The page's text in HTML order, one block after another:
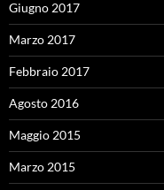
Giugno 2017
Marzo 2017
Febbraio 2017
Agosto 2016
Maggio 2015
Marzo 2015